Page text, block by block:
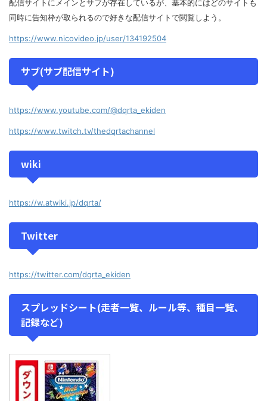
配信サイトにメインとサブが存在しているが、基本的にはどのサイトも
同時に告知枠が取られるので好きな配信サイトで閲覧しよう。
https://www.nicovideo.jp/user/134192504
サブ(サブ配信サイト)
https://www.youtube.com/@dqrta_ekiden
https://www.twitch.tv/thedqrtachannel
wiki
https://w.atwiki.jp/dqrta/
Twitter
https://twitter.com/dqrta_ekiden
スプレッドシート(走者一覧、ルール等、種目一覧、
記録など)